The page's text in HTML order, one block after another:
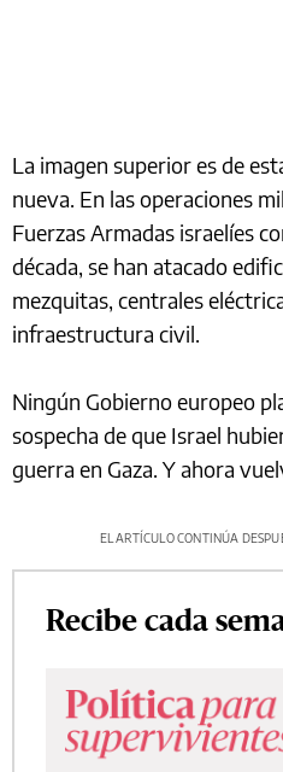
La imagen superior es de
nueva. En las operaciones
Fuerzas Armadas israelíes
década, se han atacado
mezquitas, centrales
infraestructura civil.
Ningún Gobierno europeo
sospecha de que Israel
guerra en Gaza. Y ahora
EL ARTÍCULO CONTINÚA
Recibe cada